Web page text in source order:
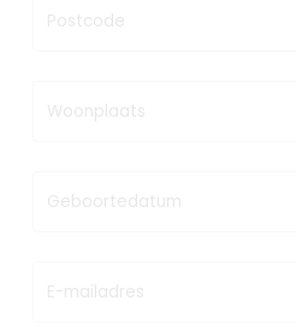
Postcode
Woonplaats
Geboortedatum
E-mailadres